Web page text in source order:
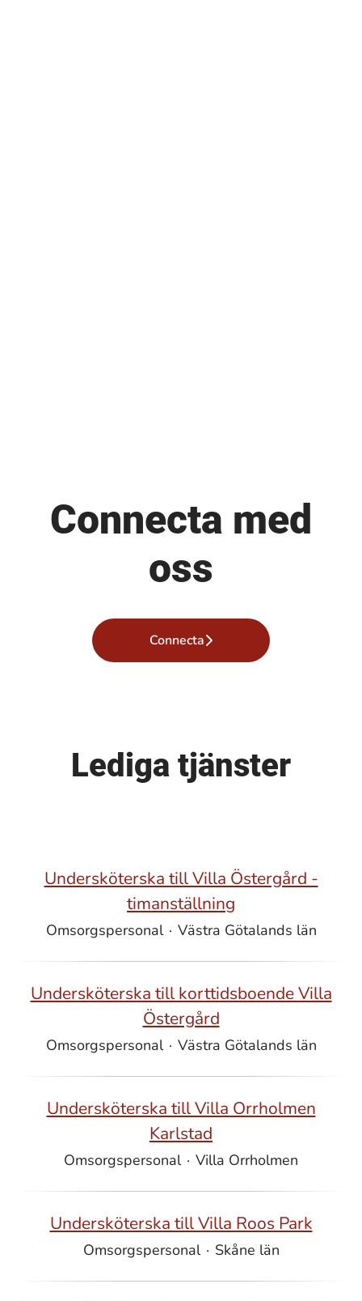
Connecta med
oss
Connecta
Lediga tjänster
Undersköterska till Villa Östergård -
timanställning
Omsorgspersonal · Västra Götalands län
Undersköterska till korttidsboende Villa
Östergård
Omsorgspersonal · Västra Götalands län
Undersköterska till Villa Orrholmen
Karlstad
Omsorgspersonal · Villa Orrholmen
Undersköterska till Villa Roos Park
Omsorgspersonal · Skåne län